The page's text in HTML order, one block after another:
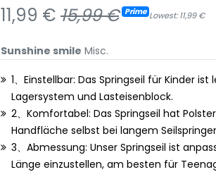
11,99 € 15,99 € Prime Lowest: 11,99 €
Sunshine smile Misc.
1、Einstellbar: Das Springseil für Kinder
Lagersystem und Lasteisenblock.
2、Komfortabel: Das Springseil hat
Handfläche selbst bei langem
3、Abmessung: Unser Springseil ist
Länge einzustellen, am besten für